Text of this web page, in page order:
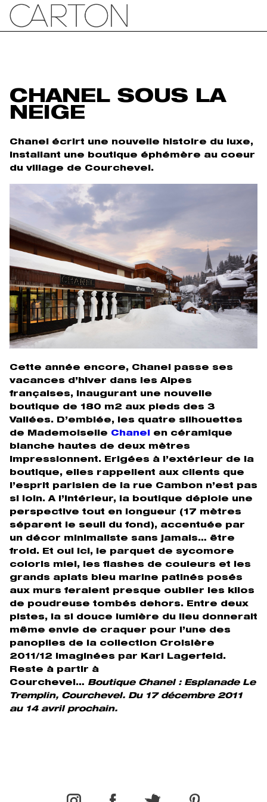
CHANEL SOUS LA
NEIGE
Chanel écrirt une nouvelle histoire du luxe,
installant une boutique éphémère au coeur
du village de Courchevel.
Cette année encore, Chanel passe ses
vacances d’hiver dans les Alpes
françaises, inaugurant une nouvelle
boutique de 180 m2 aux pieds des 3
Vallées. D’emblée, les quatre silhouettes
de Mademoiselle Chanel
en céramique
blanche hautes de deux mètres
impressionnent. Erigées à l’extérieur de la
boutique, elles rappellent aux clients que
l’esprit parisien de la rue Cambon n’est pas
si loin. A l’intérieur, la boutique déploie une
perspective tout en longueur (17 mètres
séparent le seuil du fond), accentuée par
un décor minimaliste sans jamais… être
froid. Et oui ici, le parquet de sycomore
coloris miel, les flashes de couleurs et les
grands aplats bleu marine patinés posés
aux murs feraient presque oublier les kilos
de poudreuse tombés dehors. Entre deux
pistes, la si douce lumière du lieu donnerait
même envie de craquer pour l’une des
panoplies de la collection Croisière
2011/12 imaginées par Karl Lagerfeld.
Reste à partir à
Courchevel… Boutique Chanel : Esplanade Le
Tremplin, Courchevel. Du 17 décembre 2011
au 14 avril prochain.